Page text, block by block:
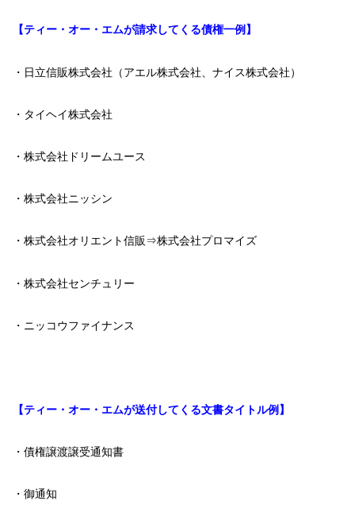
【ティー・オー・エムが請求してくる債権一例】
・日立信販株式会社（アエル株式会社、ナイス株式会社）
・タイヘイ株式会社
・株式会社ドリームユース
・株式会社ニッシン
・株式会社オリエント信販⇒株式会社プロマイズ
・株式会社センチュリー
・ニッコウファイナンス
【ティー・オー・エムが送付してくる文書タイトル例】
・債権譲渡譲受通知書
・御通知